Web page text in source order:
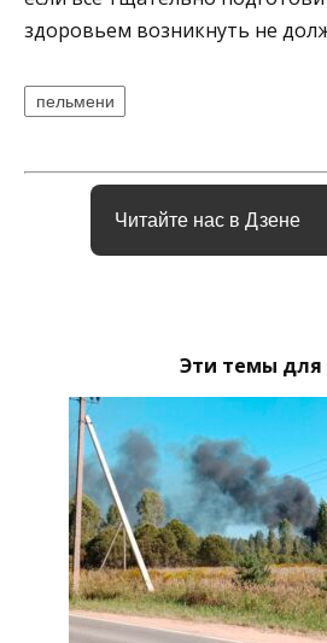
здоровьем возникнуть не
пельмени
Читайте нас в Дзене
Эти темы для